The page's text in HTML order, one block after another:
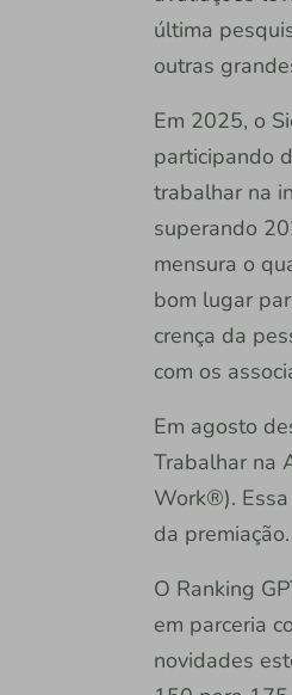
última
outras
Em 2025, o
participando
trabalhar na
superando
mensura o
bom lugar
crença da
com os
Em agosto
Trabalhar na
Work®).
da premiação.
O Ranking
em parceria
novidades